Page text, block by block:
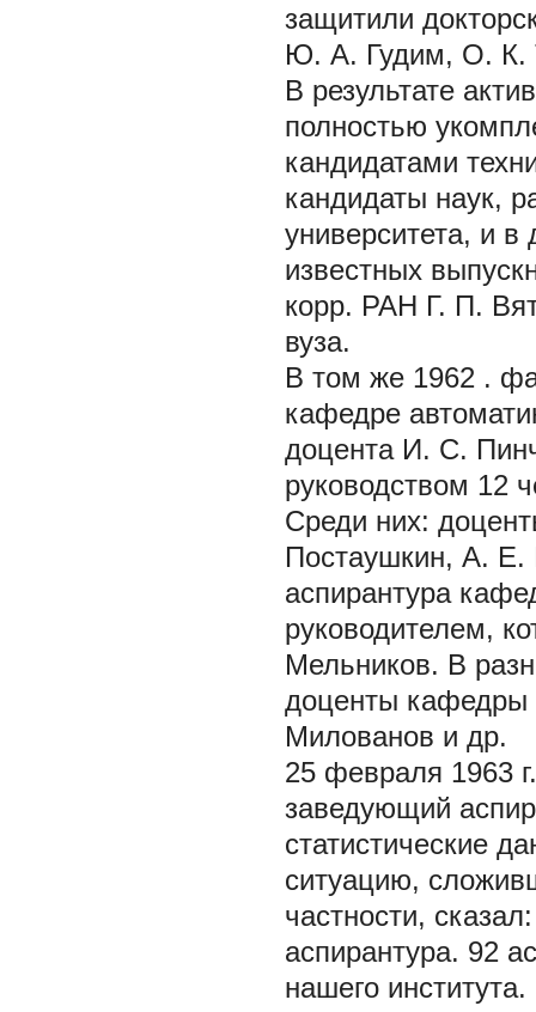
защитили
Ю. А. Гудим, О. К.
В результате
полностью
кандидатами
кандидаты наук,
университета, и
известных
корр. РАН Г. П.
вуза.
В том же 1962 .
кафедре
доцента И. С.
руководством 12
Среди них:
Постаушкин, А. Е.
аспирантура
руководителем,
Мельников. В
доценты
Милованов и др.
25 февраля 1963
заведующий
статистические
ситуацию,
частности,
аспирантура. 92
нашего